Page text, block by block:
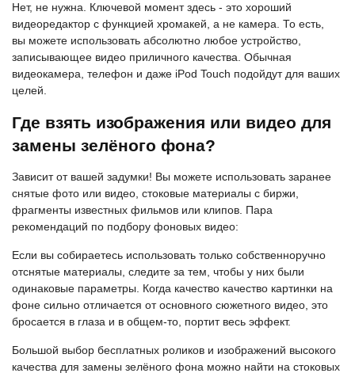
Нет, не нужна. Ключевой момент здесь - это хороший
видеоредактор с функцией хромакей, а не камера. То есть,
вы можете использовать абсолютно любое устройство,
записывающее видео приличного качества. Обычная
видеокамера, телефон и даже iPod Touch подойдут для ваших
целей.
Где взять изображения или видео для
замены зелёного фона?
Зависит от вашей задумки! Вы можете использовать заранее
снятые фото или видео, стоковые материалы с биржи,
фрагменты известных фильмов или клипов. Пара
рекомендаций по подбору фоновых видео:
Если вы собираетесь использовать только собственноручно
отснятые материалы, следите за тем, чтобы у них были
одинаковые параметры. Когда качество качество картинки на
фоне сильно отличается от основного сюжетного видео, это
бросается в глаза и в общем-то, портит весь эффект.
Большой выбор бесплатных роликов и изображений высокого
качества для замены зелёного фона можно найти на стоковых